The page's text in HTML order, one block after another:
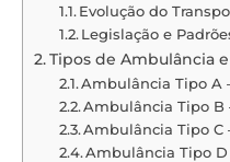
Evolução do
Legislação e
Tipos de Ambulância
Ambulância Tipo A
Ambulância Tipo B
Ambulância Tipo C
Ambulância Tipo D